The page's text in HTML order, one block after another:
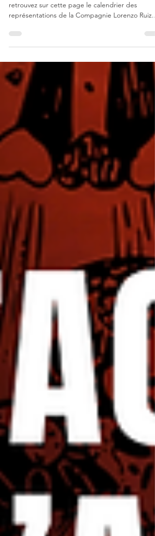
Spectacles flamenco Perpignan - Été 2026 :
retrouvez sur cette page le calendrier des
représentations de la Compagnie Lorenzo Ruiz